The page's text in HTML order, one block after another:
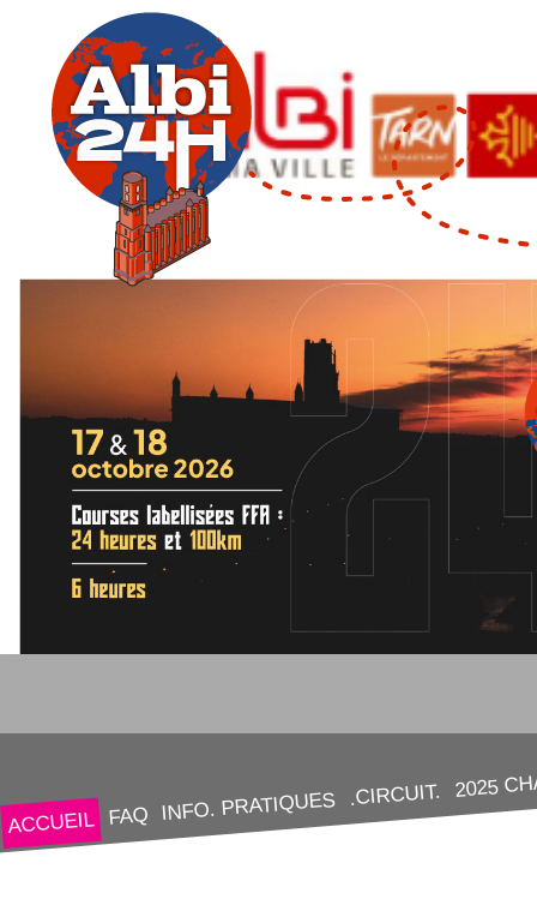
ACCUEIL FAQ INFO. PRATIQUES .CIRCUIT. 2025